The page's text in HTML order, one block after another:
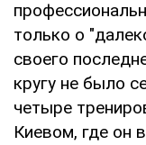
только о
своего
кругу не было
четыре
Киевом, где он